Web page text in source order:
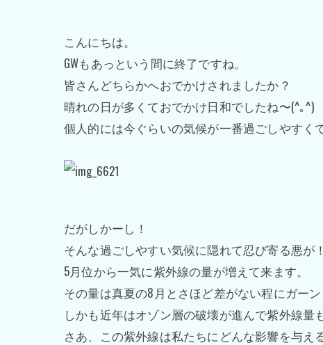
こんにちは。
GWもあっという間に終了ですね。
皆さんどちらかへおでかけされましたか？
晴れの日が多くておでかけ日和でしたね〜(^｡^)
個人的には今ぐらいの気候が一番過ごしやすく
だがしかーし！
そんな過ごしやすい気候に隠れて忍び寄る悪が！
5月位から一気に紫外線の量が増えて来ます。
その量は真夏の8月とさほど差がない程にガーン
しかも近年はオゾン層の破壊が進んで紫外線量
さあ、この紫外線は私たちにどんな影響を与え